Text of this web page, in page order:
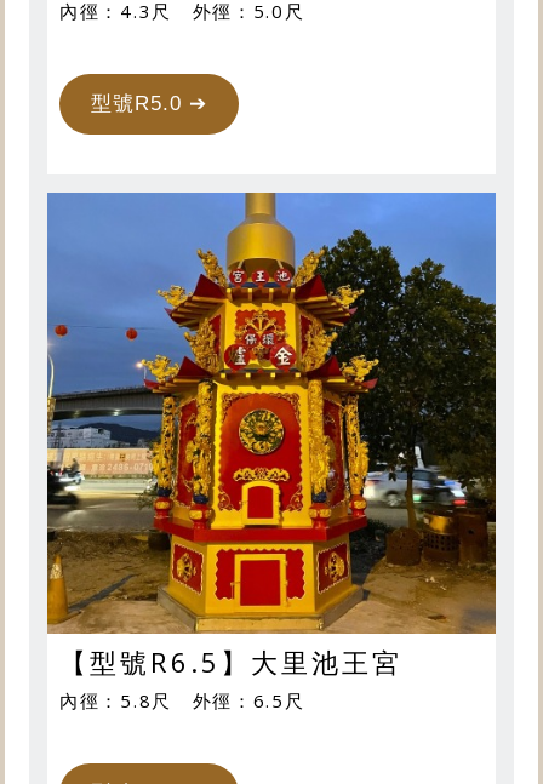
內徑：4.3尺 外徑：5.0尺
型號R5.0 ➔
【型號R6.5】大里池王宮
內徑：5.8尺 外徑：6.5尺